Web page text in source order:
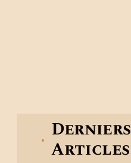
Derniers
Articles